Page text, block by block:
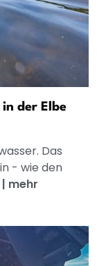
der Elbe
Das
- wie den
| mehr